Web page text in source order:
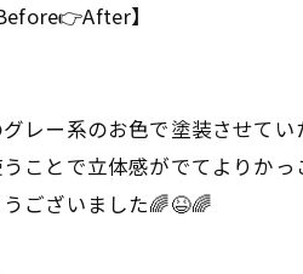
】
レー系のお色で塗装させてい
ことで立体感がでてよりかっ
ございました🌈😆🌈